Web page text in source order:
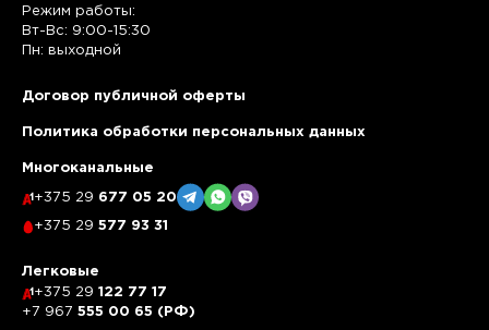
Режим работы:
Вт-Вс: 9:00-15:30
Пн: выходной
Договор публичной оферты
Политика обработки персональных данных
Многоканальные
+375 29 677 05 20
+375 29 577 93 31
Легковые
+375 29 122 77 17
+7 967 555 00 65 (РФ)